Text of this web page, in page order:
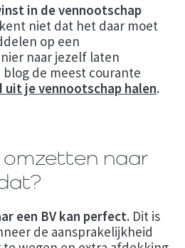
in de vennootschap
niet dat het daar moet
op een
naar jezelf laten
de meest courante
uit je vennootschap halen.
naar
een BV kan perfect. Dit is
de aansprakelijkheid